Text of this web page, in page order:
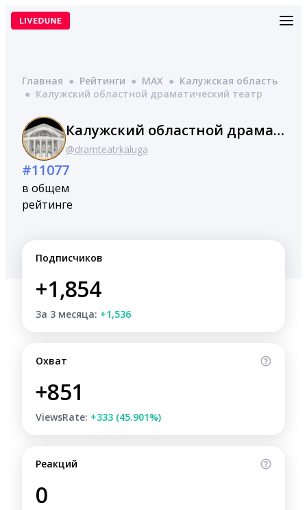
Перейти
Главная ● Рейтинги ● MAX ● Калужская область
● Калужский областной драматический театр
Калужский областной драматический театр
@dramteatrkaluga
#11077
в общем
рейтинге
Подписчиков
+1,854
За 3 месяца: +1,536
Охват
+851
ViewsRate: +333 (45.901%)
Реакций
0